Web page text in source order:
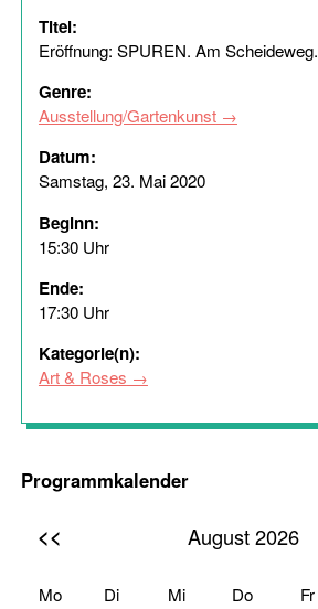
Titel:
Eröffnung: SPUREN. Am Scheideweg.
Genre:
Ausstellung/Gartenkunst
Datum:
Samstag, 23. Mai 2020
Beginn:
15:30 Uhr
Ende:
17:30 Uhr
Kategorie(n):
Art & Roses
Programmkalender
<< August 2026
Mo Di Mi Do Fr